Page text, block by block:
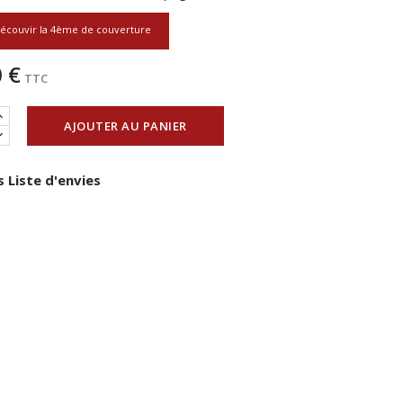
la 4ème de couverture
€ TTC
AJOUTER AU PANIER
Liste d'envies